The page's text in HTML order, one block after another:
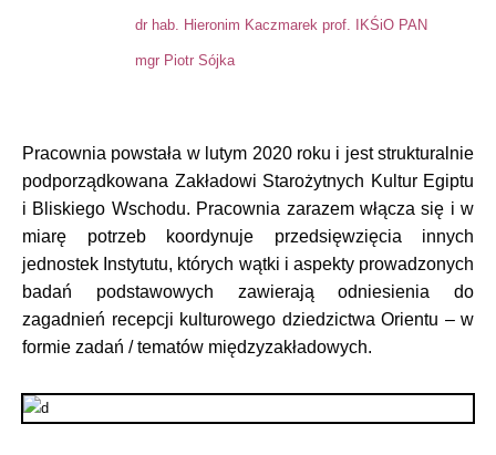
dr hab. Hieronim Kaczmarek prof. IKŚiO PAN
mgr Piotr Sójka
Pracownia powstała w lutym 2020 roku i jest strukturalnie
podporządkowana Zakładowi Starożytnych Kultur Egiptu
i Bliskiego Wschodu. Pracownia zarazem włącza się i w
miarę potrzeb koordynuje przedsięwzięcia innych
jednostek Instytutu, których wątki i aspekty prowadzonych
badań podstawowych zawierają odniesienia do
zagadnień recepcji kulturowego dziedzictwa Orientu – w
formie zadań / tematów międzyzakładowych.